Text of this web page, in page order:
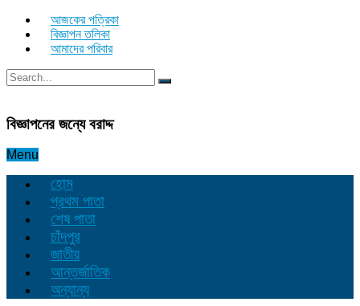
আজকের পত্রিকা
বিজ্ঞাপন তলিকা
আমাদের পরিবার
বিজ্ঞাপনের জন্যে বরাদ্দ
Menu
হোম
প্রথম পাতা
শেষ পাতা
চাঁদপুর
জাতীয়
আন্তর্জাতিক
অন্যান্য